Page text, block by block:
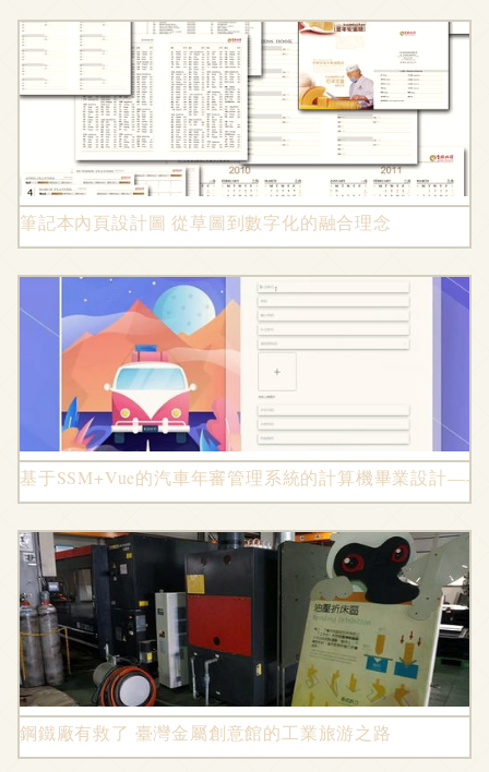
筆記本內頁設計圖 從草圖到數字化的融合理念
基于SSM+Vue的汽車年審管理系統的計算機畢業設計——
鋼鐵廠有救了 臺灣金屬創意館的工業旅游之路